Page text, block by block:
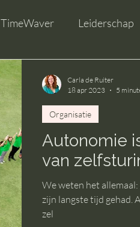
TimeWaver Leiderschap
Autonomie
van
We weten het
zijn langste tijd gehad.
zel
Organisatie
Carla de Ruiter
18 apr 2023
5